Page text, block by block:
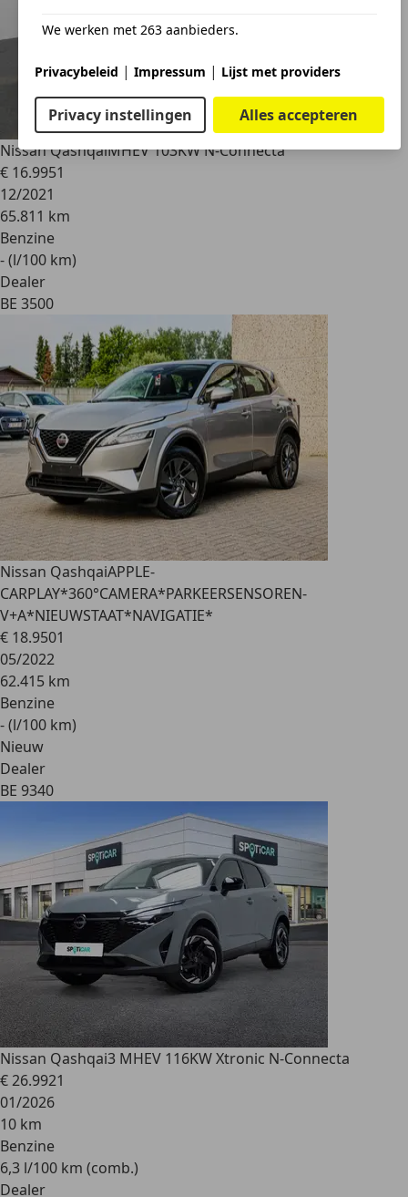
We werken met 263 aanbieders.
Privacybeleid | Impressum | Lijst met providers
Privacy instellingen Alles accepteren
Nissan QashqaiMHEV 103KW N-Connecta
€ 16.9951
12/2021
65.811 km
Benzine
- (l/100 km)
Dealer
BE 3500
Nissan QashqaiAPPLE-
CARPLAY*360°CAMERA*PARKEERSENSOREN-
V+A*NIEUWSTAAT*NAVIGATIE*
€ 18.9501
05/2022
62.415 km
Benzine
- (l/100 km)
Nieuw
Dealer
BE 9340
Nissan Qashqai3 MHEV 116KW Xtronic N-Connecta
€ 26.9921
01/2026
10 km
Benzine
6,3 l/100 km (comb.)
Dealer